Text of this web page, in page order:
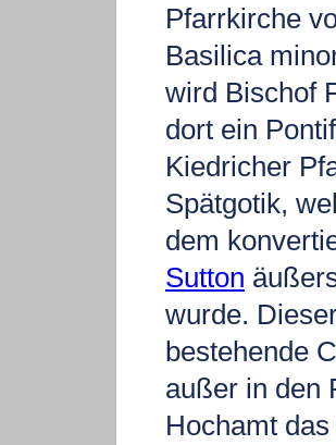
Pfarrkirche
Basilica
wird Bischof
dort ein
Kiedricher
Spätgotik,
dem
Sutton
wurde.
bestehende
außer in den
Hochamt